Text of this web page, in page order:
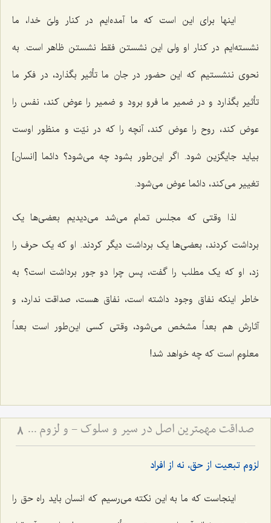
اینها برای این است که ما آمده‌ایم در کنار ولیّ خدا، ما
نشسته‌ایم در کنار او ولی این نشستن فقط نشستن ظاهر است. به
نحوی ننشستیم که این حضور در جان ما تأثیر بگذارد، در فکر ما
تأثیر بگذارد و در ضمیر ما فرو برود و ضمیر را عوض کند، نفس را
عوض کند، روح را عوض کند، آنچه را که در نیّت و منظور اوست
بیاید جایگزین شود. اگر این‌طور بشود چه می‌شود؟ دائما [انسان]
تغییر می‌کند، دائما عوض می‌شود.
لذا وقتی که مجلس تمام می‌شد می‌دیدیم بعضی‌ها یک
برداشت کردند، بعضی‌ها یک برداشت دیگر کردند. او که یک حرف را
زد، او که یک مطلب را گفت، پس چرا دو جور برداشت است؟ به
خاطر اینکه نفاق وجود داشته است، نفاق هست، صداقت ندارد، و
آثارش هم بعداً مشخص می‌شود، وقتی کسی این‌طور است بعداً
معلوم است که چه خواهد شد!
صداقت مهمترین اصل در سیر و سلوک - و لزوم استقامت در مسیر حق 8
لزوم تبعیت از حق، نه از افراد
اینجاست که ما به این نکته می‌رسیم که انسان باید راه حق را